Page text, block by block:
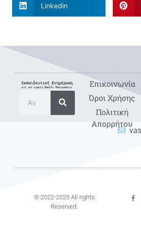
Linkedin
Eπικοινωνία
Όροι Χρήσης
Πολιτική
Απορρήτου
© 2022-2025 All rights
Reserved.